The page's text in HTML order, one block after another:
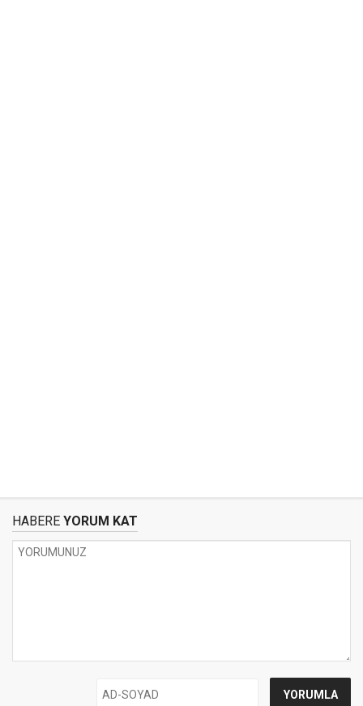
HABERE YORUM KAT